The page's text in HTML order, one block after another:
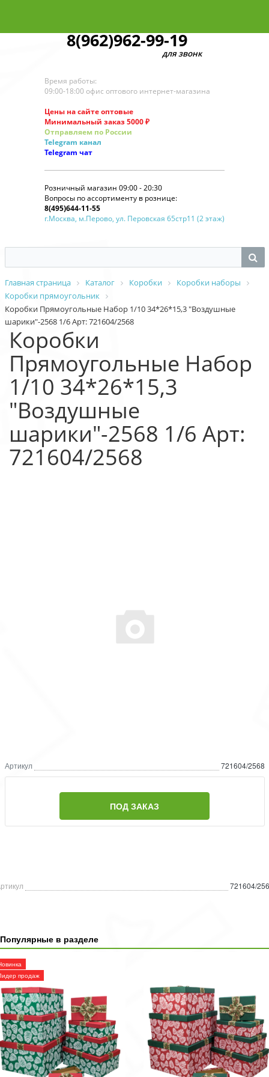
8(962)962-99-19
для звонков по оптовым
Время работы:
09:00-18:00 офис оптового интернет-магазина
Цены на сайте оптовые
Минимальный заказ 5000 ₽
Отправляем по России
Telegram канал
Telegram чат
Розничный магазин 09:00 - 20:30
Вопросы по ассортименту в рознице:
8(495)644-11-55
г.Москва, м.Перово, ул. Перовская 65стр11 (2 этаж)
Главная страница Каталог Коробки
Коробки наборы
Коробки прямоугольник
Коробки Прямоугольные Набор 1/10 34*26*15,3 "Воздушные
шарики"-2568 1/6 Арт: 721604/2568
Коробки
Прямоугольные Набор
1/10 34*26*15,3
"Воздушные
шарики"-2568 1/6 Арт:
721604/2568
Артикул 721604/2568
ПОД ЗАКАЗ
721604/
Популярные в разделе
продаж